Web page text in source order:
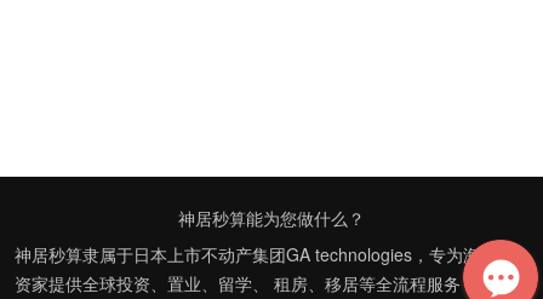
神居秒算能为您做什么？
神居秒算隶属于日本上市不动产集团GA technologies，专为海外投
资家提供全球投资、置业、留学、 租房、移居等全流程服务，打破语